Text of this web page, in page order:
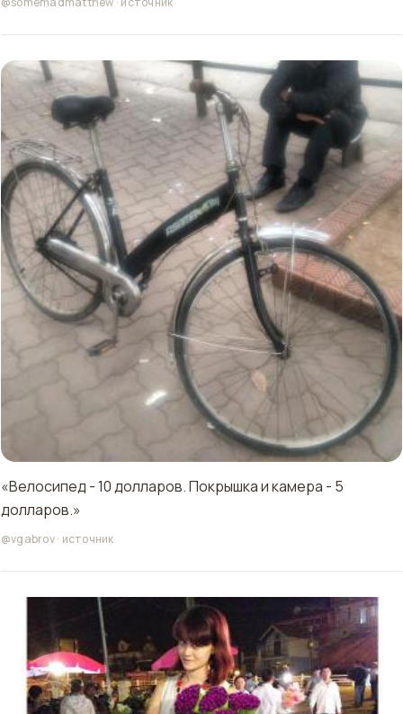
«Велосипед - 10 долларов. Покрышка и камера - 5
долларов.»
@vgabrov· источник